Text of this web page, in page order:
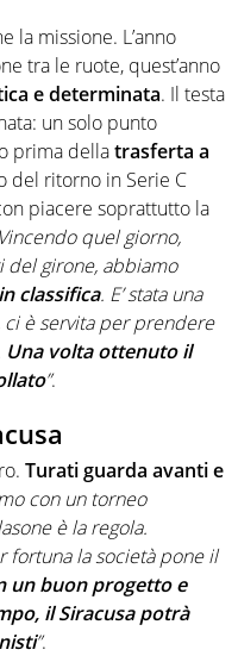
la missione. L’anno
tra le ruote, quest’anno
e determinata. Il testa
un solo punto
prima dellatrasferta a
del ritorno in Serie C
piacere soprattutto la
quel giorno,
del girone, abbiamo
classifica. E’ stata una
è servita per prendere
Una volta ottenuto il
”.
Turati guarda avanti e
con un torneo
è la regola.
fortuna la società pone il
un buon progetto e
il Siracusa potrà
”.